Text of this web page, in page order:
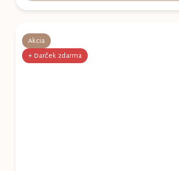
Akcia
+ Darček zdarma